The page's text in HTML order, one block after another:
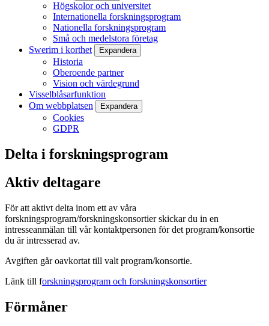
Högskolor och universitet
Internationella forskningsprogram
Nationella forskningsprogram
Små och medelstora företag
Swerim i korthet
Expandera
Historia
Oberoende partner
Vision och värdegrund
Visselblåsarfunktion
Om webbplatsen
Expandera
Cookies
GDPR
Delta i forskningsprogram
Aktiv deltagare
För att aktivt delta inom ett av våra
forskningsprogram/forskningskonsortier skickar du in en
intresseanmälan till vår kontaktpersonen för det program/konsortie
du är intresserad av.
Avgiften går oavkortat till valt program/konsortie.
Länk till forskningsprogram och forskningskonsortier
Förmåner